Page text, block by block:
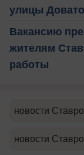
улицы
Вакансию
жителям
работы
новости
новости